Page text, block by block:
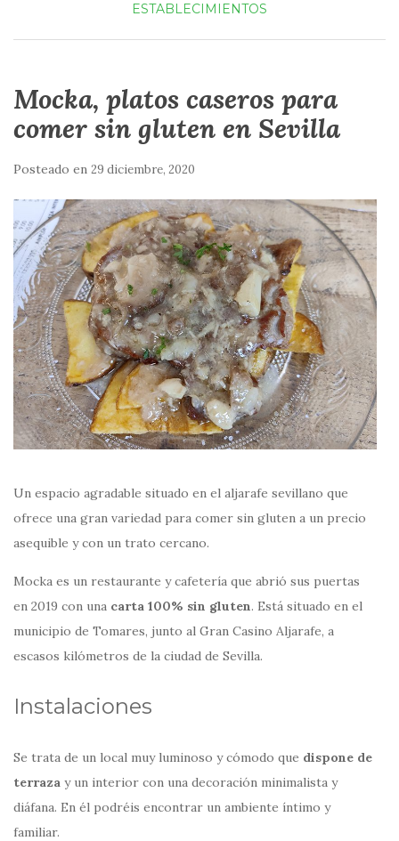
ESTABLECIMIENTOS
Mocka, platos caseros para
comer sin gluten en Sevilla
Posteado en 29 diciembre, 2020
Un espacio agradable situado en el aljarafe sevillano que
ofrece una gran variedad para comer sin gluten a un precio
asequible y con un trato cercano.
Mocka es un restaurante y cafetería que abrió sus puertas
en 2019 con una carta 100% sin gluten. Está situado en el
municipio de Tomares, junto al Gran Casino Aljarafe, a
escasos kilómetros de la ciudad de Sevilla.
Instalaciones
Se trata de un local muy luminoso y cómodo que dispone de
terraza y un interior con una decoración minimalista y
diáfana. En él podréis encontrar un ambiente íntimo y
familiar.